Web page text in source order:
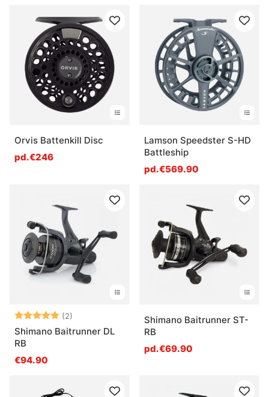
Orvis Battenkill Disc
pd.€246
Lamson Speedster S-HD
Battleship
pd.€569.90
Note: (2)
Shimano Baitrunner DL
RB
€94.90
Shimano Baitrunner ST-
RB
pd.€69.90